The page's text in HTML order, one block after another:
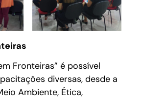
Fronteiras” é possível
diversas, desde a
Ambiente, Ética,